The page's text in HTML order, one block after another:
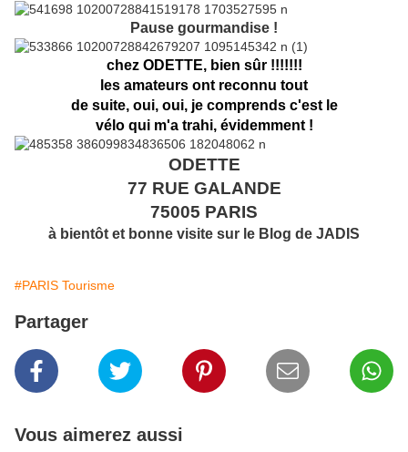
Pause gourmandise !
chez ODETTE, bien sûr !!!!!!!
les amateurs ont reconnu tout
de suite, oui, oui, je comprends c'est le
vélo qui m'a trahi, évidemment !
ODETTE
77 RUE GALANDE
75005 PARIS
à bientôt et bonne visite sur le Blog de JADIS
#PARIS Tourisme
Partager
Vous aimerez aussi